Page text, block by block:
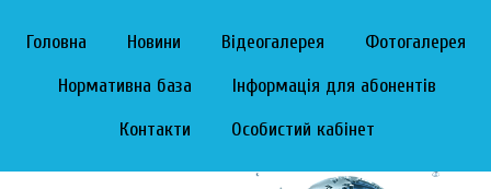
Головна Новини Відеогалерея
Фотогалерея
Нормативна база
Інформація для абонентів
Контакти
Особистий кабінет